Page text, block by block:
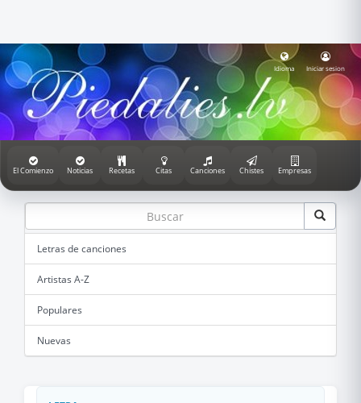
Idioma Iniciar sesion
El Comienzo Noticias Recetas Citas Canciones Chistes Empresas
Letras de canciones
Artistas A-Z
Populares
Nuevas